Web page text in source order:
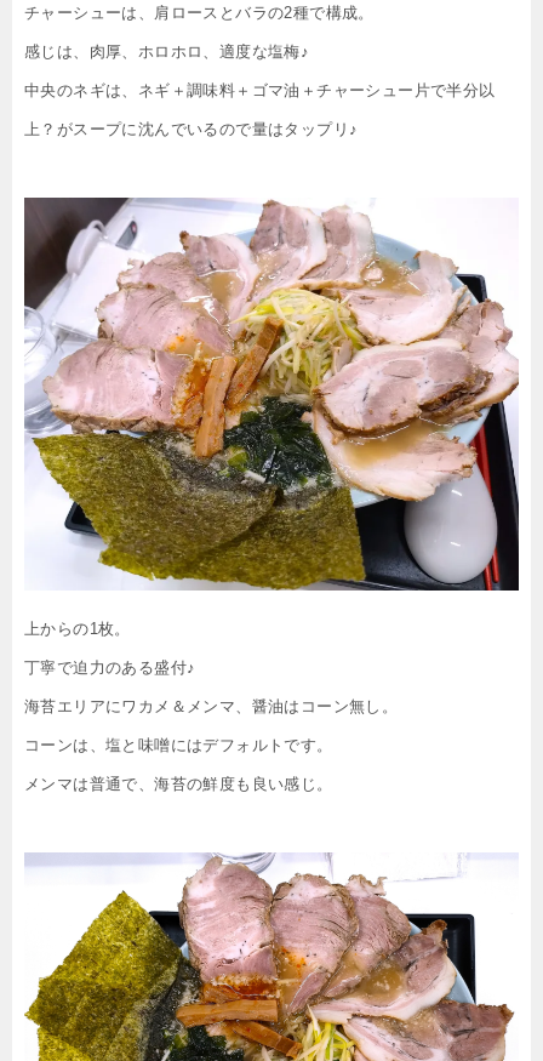
チャーシューは、肩ロースとバラの2種で構成。
感じは、肉厚、ホロホロ、適度な塩梅♪
中央のネギは、ネギ＋調味料＋ゴマ油＋チャーシュー片で半分以
上？がスープに沈んでいるので量はタップリ♪
上からの1枚。
丁寧で迫力のある盛付♪
海苔エリアにワカメ＆メンマ、醤油はコーン無し。
コーンは、塩と味噌にはデフォルトです。
メンマは普通で、海苔の鮮度も良い感じ。